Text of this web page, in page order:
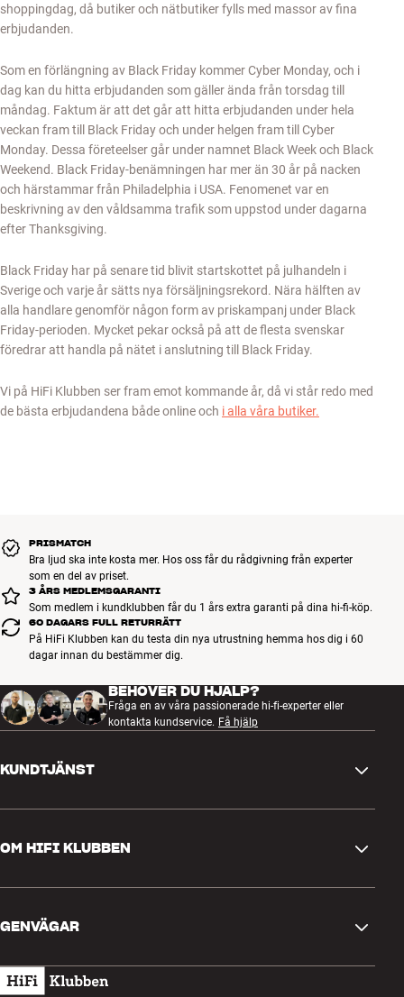
shoppingdag, då butiker och nätbutiker fylls med massor av fina
erbjudanden.
Som en förlängning av Black Friday kommer Cyber Monday, och i
dag kan du hitta erbjudanden som gäller ända från torsdag till
måndag. Faktum är att det går att hitta erbjudanden under hela
veckan fram till Black Friday och under helgen fram till Cyber
Monday. Dessa företeelser går under namnet Black Week och Black
Weekend. Black Friday-benämningen har mer än 30 år på nacken
och härstammar från Philadelphia i USA. Fenomenet var en
beskrivning av den våldsamma trafik som uppstod under dagarna
efter Thanksgiving.
Black Friday har på senare tid blivit startskottet på julhandeln i
Sverige och varje år sätts nya försäljningsrekord. Nära hälften av
alla handlare genomför någon form av priskampanj under Black
Friday-perioden. Mycket pekar också på att de flesta svenskar
föredrar att handla på nätet i anslutning till Black Friday.
Vi på HiFi Klubben ser fram emot kommande år, då vi står redo med
de bästa erbjudandena både online och i alla våra butiker.
PRISMATCH
Bra ljud ska inte kosta mer. Hos oss får du rådgivning från experter
som en del av priset.
3 ÅRS MEDLEMSGARANTI
Som medlem i kundklubben får du 1 års extra garanti på dina hi-fi-köp.
60 DAGARS FULL RETURRÄTT
På HiFi Klubben kan du testa din nya utrustning hemma hos dig i 60
dagar innan du bestämmer dig.
BEHÖVER DU HJÄLP?
Fråga en av våra passionerade hi-fi-experter eller
kontakta kundservice. Få hjälp
KUNDTJÄNST
Retur och reklamation
Ångra beställning
Köpvillkor
OM HIFI KLUBBEN
Kundklubb
GENVÄGAR
Presentkort